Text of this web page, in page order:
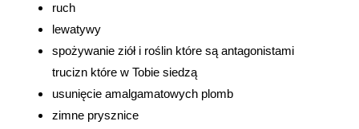
ruch
lewatywy
spożywanie ziół i roślin które są antagonistami
trucizn które w Tobie siedzą
usunięcie amalgamatowych plomb
zimne prysznice